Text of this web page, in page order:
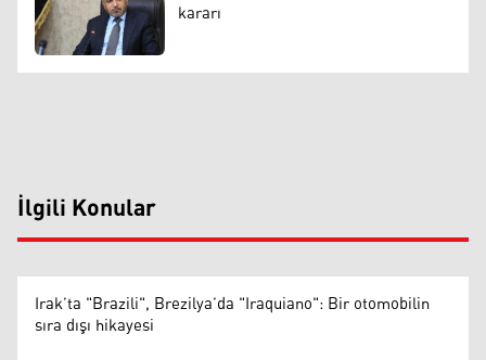
kararı
İlgili Konular
Irak’ta "Brazili", Brezilya’da "Iraquiano": Bir otomobilin
sıra dışı hikayesi